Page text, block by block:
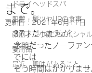
ドライヘッドスパ
肌艶・髪ツヤUPの食事
顔筋トレ小顔フェイシャ
愛用品
最近、興味があること
まで。
更新日： 2021年6月11日
37才だった私が、
念願だったノーファ
でには
そう時間はかかりませ